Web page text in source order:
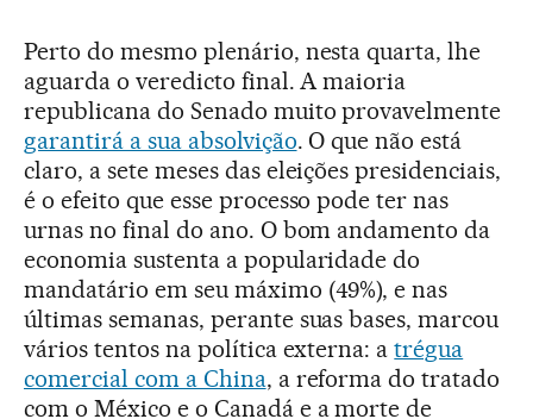
Perto do mesmo plenário, nesta quarta, lhe
aguarda o veredicto final. A maioria
republicana do Senado muito provavelmente
garantirá a sua absolvição. O que não está
claro, a sete meses das eleições presidenciais,
é o efeito que esse processo pode ter nas
urnas no final do ano. O bom andamento da
economia sustenta a popularidade do
mandatário em seu máximo (49%), e nas
últimas semanas, perante suas bases, marcou
vários tentos na política externa: atrégua
comercial com a China, a reforma do tratado
com o México e o Canadá e a morte de